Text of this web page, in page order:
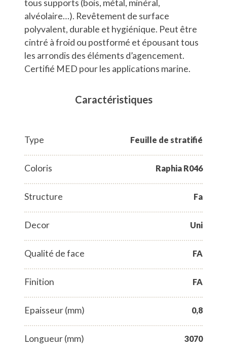
tous supports (bois, métal, minéral,
alvéolaire…). Revêtement de surface
polyvalent, durable et hygiénique. Peut être
cintré à froid ou postformé et épousant tous
les arrondis des éléments d’agencement.
Certifié MED pour les applications marine.
Caractéristiques
Type Feuille de stratifié
Coloris Raphia R046
Structure Fa
Decor Uni
Qualité de face FA
Finition FA
Epaisseur (mm) 0,8
Longueur (mm) 3070